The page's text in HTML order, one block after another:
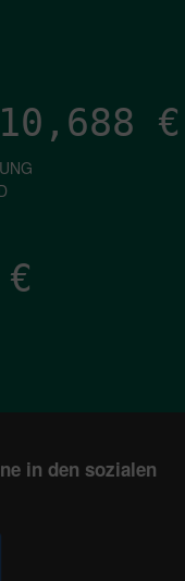
€
€
in den sozialen